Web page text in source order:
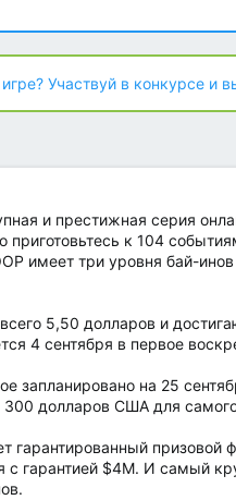
Участвуй в конкурсе и
и престижная серия
приготовьтесь к 104
имеет три уровня бай-
5,50 долларов и
4 сентября в первое
запланировано на 25
долларов США для
гарантированный
с гарантией $4M. И самый